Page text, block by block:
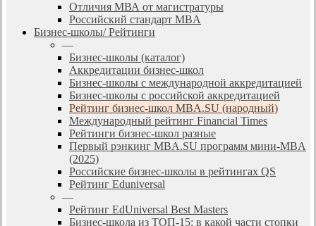
Отличия МВА от магистратуры
Российский стандарт MBA
Бизнес-школы/ Рейтинги
—
Бизнес-школы (каталог)
Аккредитации бизнес-школ
Бизнес-школы с международной аккредитацией
Бизнес-школы с российской аккредитацией
Рейтинг бизнес-школ MBA.SU (народный)
Международный рейтинг Financial Times
Рейтинги бизнес-школ разные
Первый рэнкинг MBA.SU программ мини-MBA
(2025)
Российские бизнес-школы в рейтингах QS
Рейтинг Eduniversal
—
Рейтинг EdUniversal Best Masters
Бизнес-школа из ТОП-15: в какой части стопки